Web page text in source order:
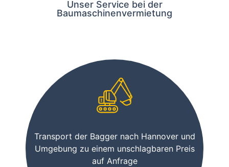
Unser Service bei der
Baumaschinenvermietung
Transport der Bagger nach Hannover und
Umgebung zu einem unschlagbaren Preis
auf Anfrage